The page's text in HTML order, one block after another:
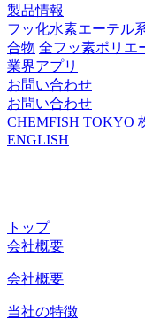
製品情報
フッ化水素エーテル
合物 全フッ素ポリエ
業界アプリ
お問い合わせ
お問い合わせ
CHEMFISH TOKYO
ENGLISH
トップ
会社概要
会社概要
当社の特徴